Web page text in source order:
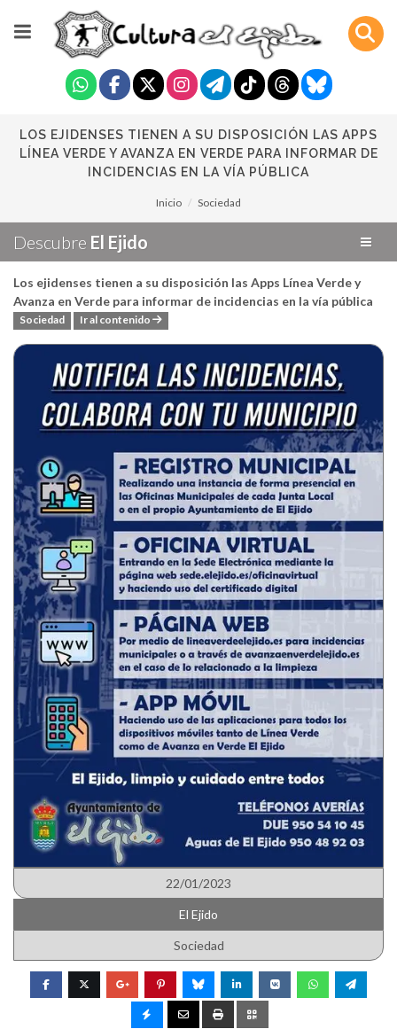
LOS EJIDENSES TIENEN A SU DISPOSICIÓN LAS APPS
LÍNEA VERDE Y AVANZA EN VERDE PARA INFORMAR DE
INCIDENCIAS EN LA VÍA PÚBLICA
Inicio Sociedad
Descubre El Ejido
Los ejidenses tienen a su disposición las Apps Línea Verde y
Avanza en Verde para informar de incidencias en la vía pública
Sociedad Ir al contenido
22/01/2023
El Ejido
Sociedad